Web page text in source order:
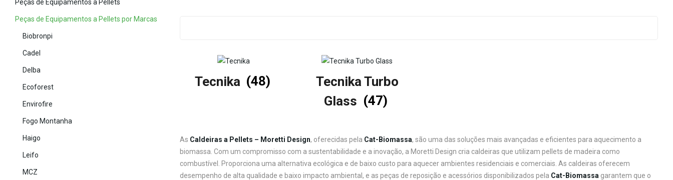
Tecnika (48)
Tecnika Turbo
Glass (47)
As Caldeiras a Pellets – Moretti Design, oferecidas pela Cat-Biomassa, são uma das soluções mais avançadas e eficientes para aquecimento a
biomassa. Com um compromisso com a sustentabilidade e a inovação, a Moretti Design cria caldeiras que utilizam pellets de madeira como
combustível. Proporciona uma alternativa ecológica e de baixo custo para aquecer ambientes residenciais e comerciais. As caldeiras oferecem
desempenho de alta qualidade e baixo impacto ambiental, e as peças de reposição e acessórios disponibilizados pela Cat-Biomassa garantem que o
Peças de Equipamentos a Pellets
Peças de Equipamentos a Pellets por Marcas
Biobronpi
Cadel
Delba
Ecoforest
Envirofire
Fogo Montanha
Haigo
Leifo
MCZ